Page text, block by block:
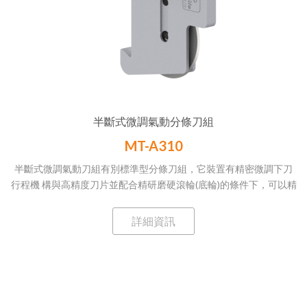
半斷式微調氣動分條刀組
MT-A310
半斷式微調氣動刀組有別標準型分條刀組，它裝置有精密微調下刀
行程機 構與高精度刀片並配合精研磨硬滾輪(底輪)的條件下，可以精
切斷上層材料而下層不斷，以達到半斷之效果。此外透過微調控制
下刀深度也可以讓刀片避免與硬滾輪過度相互磨耗，增加刀片的使
詳細資訊